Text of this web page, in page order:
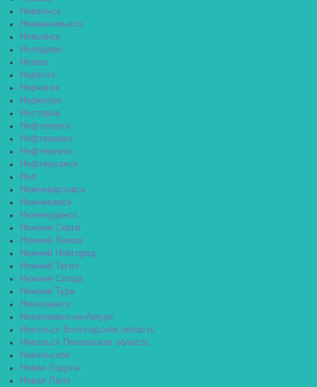
Невельск
Невинномысск
Невьянск
Нелидово
Неман
Нерехта
Нерчинск
Нерюнгри
Нестеров
Нефтегорск
Нефтекамск
Нефтекумск
Нефтеюганск
Нея
Нижневартовск
Нижнекамск
Нижнеудинск
Нижние Серги
Нижний Ломов
Нижний Новгород
Нижний Тагил
Нижняя Салда
Нижняя Тура
Николаевск
Николаевск-на-Амуре
Никольск Вологодская область
Никольск Пензенская область
Никольское
Новая Ладога
Новая Ляля